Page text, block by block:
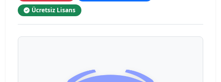
Ücretsiz Lisans